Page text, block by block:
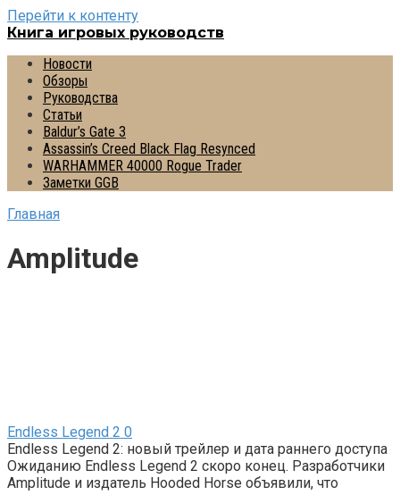
Перейти к контенту
Книга игровых руководств
Новости
Обзоры
Руководства
Статьи
Baldur’s Gate 3
Assassin’s Creed Black Flag Resynced
WARHAMMER 40000 Rogue Trader
Заметки GGB
Главная
Amplitude
Endless Legend 2 0
Endless Legend 2: новый трейлер и дата раннего доступа
Ожиданию Endless Legend 2 скоро конец. Разработчики
Amplitude и издатель Hooded Horse объявили, что